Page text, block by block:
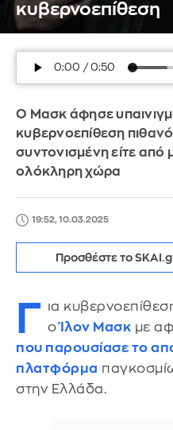
κυβερνοεπίθεση
Ο Μασκ άφησε
κυβερνοεπίθεση
συντονισμένη είτε από
ολόκληρη χώρα
19:52, 10.03.2025
Προσθέστε το
Γ ια
οΊλον Μασκ με
που παρουσίασε το
πλατφόρμα
στην Ελλάδα.